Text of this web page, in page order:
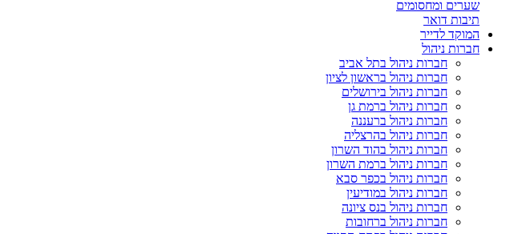
שערים ומחסומים
תיבות דואר
המוקד לדייר
חברות ניהול
חברות ניהול בתל אביב
חברות ניהול בראשון לציון
חברות ניהול בירושלים
חברות ניהול ברמת גן
חברות ניהול ברעננה
חברות ניהול בהרצליה
חברות ניהול בהוד השרון
חברות ניהול ברמת השרון
חברות ניהול בכפר סבא
חברות ניהול במודיעין
חברות ניהול בנס ציונה
חברות ניהול ברחובות